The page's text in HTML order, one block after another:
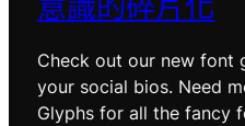
Check out our new font
your social bios. Need
Glyphs for all the fancy